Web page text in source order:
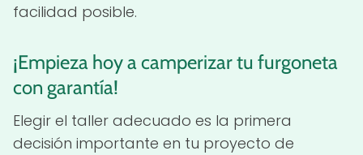
facilidad posible.
¡Empieza hoy a camperizar tu furgoneta
con garantía!
Elegir el taller adecuado es la primera
decisión importante en tu proyecto de